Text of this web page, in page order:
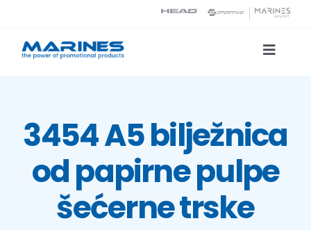
content
Toggle
Tehnologije tiska
O nama
3454 A5 bilježnica
od papirne pulpe
šećerne trske